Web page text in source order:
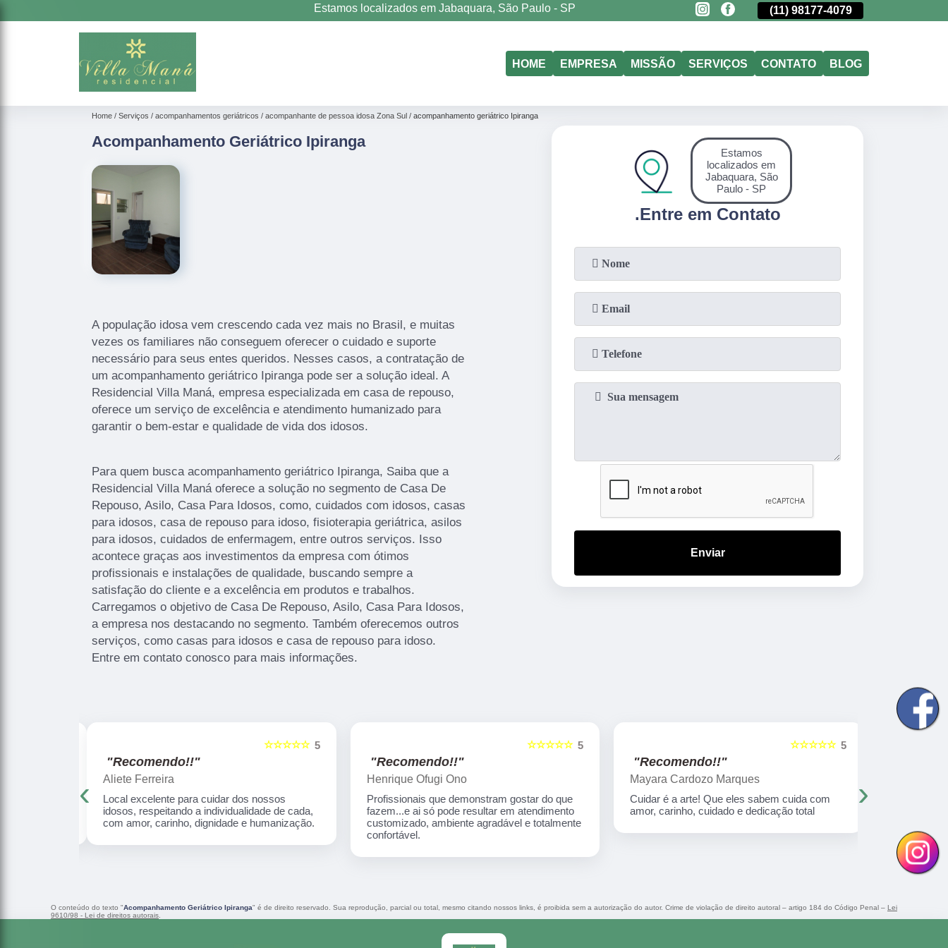
Estamos localizados em Jabaquara, São Paulo - SP
(11)5011-6635 (11) 98177-4079 5011-6635 (11) 98177-4079
HOME EMPRESA MISSÃO SERVIÇOS CONTATO BLOG
Home Serviços acompanhamentos geriátricos acompanhante de pessoa idosa Zona Sul acompanhamento geriátrico Ipiranga
Acompanhamento Geriátrico Ipiranga
A população idosa vem crescendo cada vez mais no Brasil, e muitas
vezes os familiares não conseguem oferecer o cuidado e suporte
necessário para seus entes queridos. Nesses casos, a contratação de
um acompanhamento geriátrico Ipiranga pode ser a solução ideal. A
Residencial Villa Maná, empresa especializada em casa de repouso,
oferece um serviço de excelência e atendimento humanizado para
garantir o bem-estar e qualidade de vida dos idosos.
Para quem busca acompanhamento geriátrico Ipiranga, Saiba que a
Residencial Villa Maná oferece a solução no segmento de Casa De
Repouso, Asilo, Casa Para Idosos, como, cuidados com idosos, casas
para idosos, casa de repouso para idoso, fisioterapia geriátrica, asilos
para idosos, cuidados de enfermagem, entre outros serviços. Isso
acontece graças aos investimentos da empresa com ótimos
profissionais e instalações de qualidade, buscando sempre a
satisfação do cliente e a excelência em produtos e trabalhos.
Carregamos o objetivo de Casa De Repouso, Asilo, Casa Para Idosos,
a empresa nos destacando no segmento. Também oferecemos outros
serviços, como casas para idosos e casa de repouso para idoso.
Entre em contato conosco para mais informações.
.Entre em Contato
Estamos
localizados em
Jabaquara, São
Paulo - SP
Enviar
5
☆☆☆☆☆
"Recomendo!!"
Aliete Ferreira
Local excelente para cuidar dos nossos
idosos, respeitando a individualidade de cada,
com amor, carinho, dignidade e humanização.
5
☆☆☆☆☆
"Recomendo!!"
Henrique Ofugi Ono
Profissionais que demonstram gostar do que
fazem...e ai só pode resultar em atendimento
customizado, ambiente agradável e totalmente
confortável.
5
☆☆☆☆☆
"Recomendo!!"
Mayara Cardozo Marques
Cuidar é a arte! Que eles sabem cuida com
amor, carinho, cuidado e dedicação total
‹ ›
O conteúdo do texto "Acompanhamento Geriátrico Ipiranga" é de direito reservado. Sua reprodução, parcial ou total, mesmo citando nossos links, é proibida sem a autorização do autor. Crime de violação de direito autoral – artigo 184 do Código Penal – Lei
9610/98 - Lei de direitos autorais